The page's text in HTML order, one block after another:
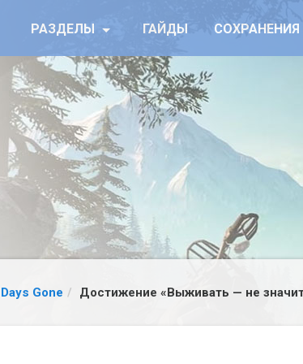
РАЗДЕЛЫ ГАЙДЫ СОХРАНЕНИЯ
Days Gone Достижение «Выживать — не